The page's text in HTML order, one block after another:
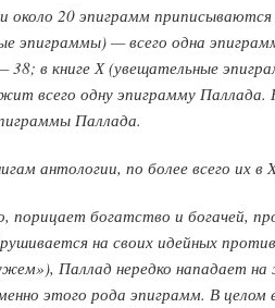
20 эпиграмм
эпиграммы) — всего одна
в книге Х (увещательные
всего одну эпиграмму
Паллада.
антологии, по более всего их в
богатство и богачей,
на своих идейных
Паллад нередко нападает
этого рода эпиграмм. В